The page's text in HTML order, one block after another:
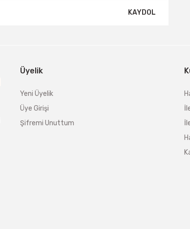
KAYDOL
Üyelik
Yeni Üyelik
Üye Girişi
Şifremi Unuttum